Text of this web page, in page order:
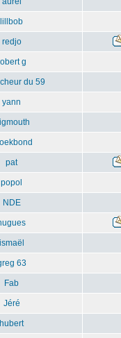
lillbob
redjo
g
du 59
yann
pat
popol
NDE
ismaël
63
Fab
Jéré
hubert